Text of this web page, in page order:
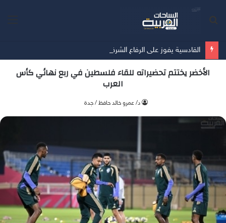
الأخضر يختتم تحضيراته للقاء فلسطين في ربع نهائي كأس
العرب
د/ عمرو خالد حافظ / جدة